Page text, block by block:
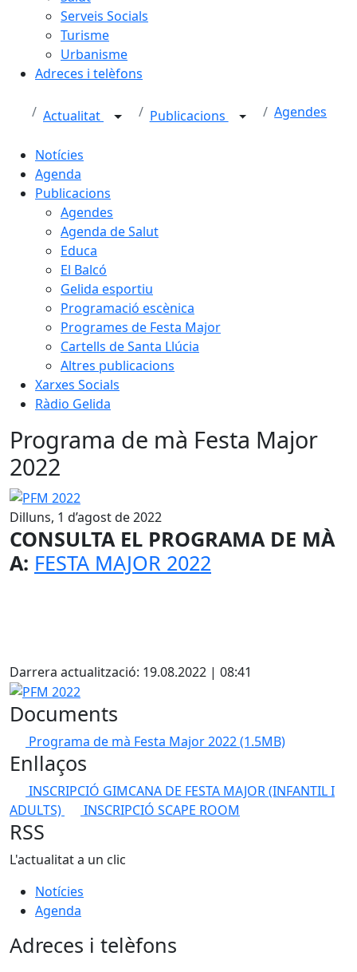
Serveis Socials
Turisme
Urbanisme
Adreces i telèfons
Actualitat Publicacions Agendes
Notícies
Agenda
Publicacions
Agendes
Agenda de Salut
Educa
El Balcó
Gelida esportiu
Programació escènica
Programes de Festa Major
Cartells de Santa Llúcia
Altres publicacions
Xarxes Socials
Ràdio Gelida
Programa de mà Festa Major
2022
PFM 2022
Dilluns, 1 d’agost de 2022
CONSULTA EL PROGRAMA DE MÀ
A: FESTA MAJOR 2022
Darrera actualització: 19.08.2022 | 08:41
PFM 2022
Documents
Programa de mà Festa Major 2022(1.5MB)
Enllaços
INSCRIPCIÓ GIMCANA DE FESTA MAJOR (INFANTIL I
ADULTS)
INSCRIPCIÓ SCAPE ROOM
RSS
L'actualitat a un clic
Notícies
Agenda
Adreces i telèfons